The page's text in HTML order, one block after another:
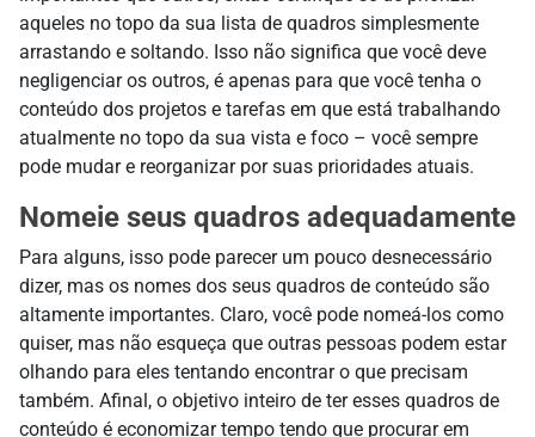
aqueles no topo da sua lista de quadros simplesmente
arrastando e soltando. Isso não significa que você deve
negligenciar os outros, é apenas para que você tenha o
conteúdo dos projetos e tarefas em que está trabalhando
atualmente no topo da sua vista e foco – você sempre
pode mudar e reorganizar por suas prioridades atuais.
Nomeie seus quadros adequadamente
Para alguns, isso pode parecer um pouco desnecessário
dizer, mas os nomes dos seus quadros de conteúdo são
altamente importantes. Claro, você pode nomeá-los como
quiser, mas não esqueça que outras pessoas podem estar
olhando para eles tentando encontrar o que precisam
também. Afinal, o objetivo inteiro de ter esses quadros de
conteúdo é economizar tempo tendo que procurar em